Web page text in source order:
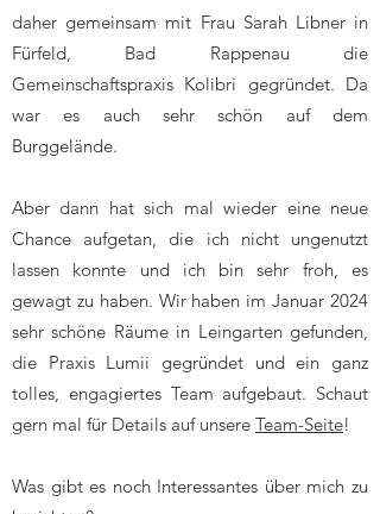
daher gemeinsam mit Frau Sarah Libner in
Fürfeld, Bad Rappenau die
Gemeinschaftspraxis Kolibri gegründet. Da
war es auch sehr schön auf dem
Burggelände.
Aber dann hat sich mal wieder eine neue
Chance aufgetan, die ich nicht ungenutzt
lassen konnte und ich bin sehr froh, es
gewagt zu haben. Wir haben im Januar 2024
sehr schöne Räume in Leingarten gefunden,
die Praxis Lumii gegründet und ein ganz
tolles, engagiertes Team aufgebaut. Schaut
gern mal für Details auf unsere Team-Seite!
Was gibt es noch Interessantes über mich zu